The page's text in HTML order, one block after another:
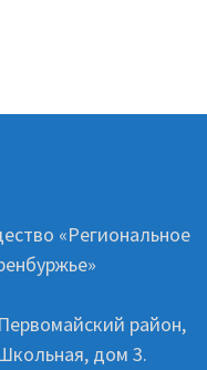
«Региональное
район,
дом 3.